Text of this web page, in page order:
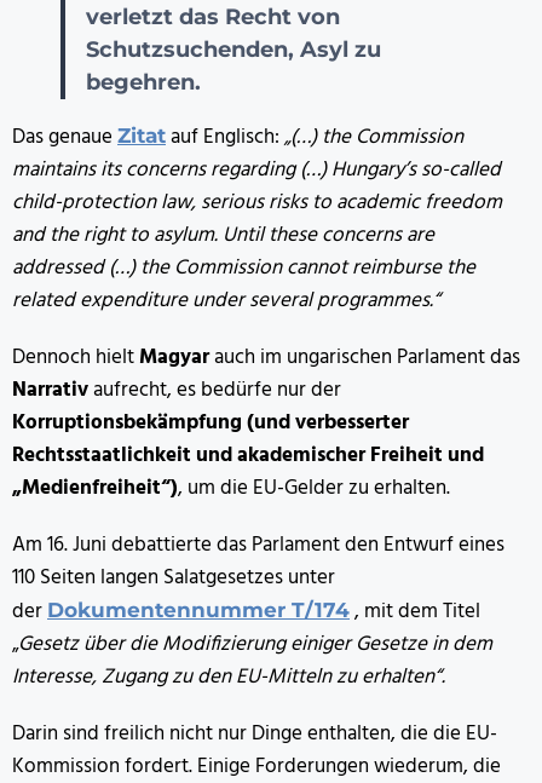
verletzt das Recht von
Schutzsuchenden, Asyl zu
begehren.
Das genaue Zitat auf Englisch:„(…) the Commission
maintains its concerns regarding (…) Hungary’s so-called
child-protection law, serious risks to academic freedom
and the right to asylum. Until these concerns are
addressed (…) the Commission cannot reimburse the
related expenditure under several programmes.“
Dennoch hieltMagyarauch im ungarischen Parlament das
Narrativaufrecht, es bedürfe nur der
Korruptionsbekämpfung (und verbesserter
Rechtsstaatlichkeit und akademischer Freiheit und
„Medienfreiheit“), um die EU-Gelder zu erhalten.
Am 16. Juni debattierte das Parlament den Entwurf eines
110 Seiten langen Salatgesetzes unter
der Dokumentennummer T/174 , mit dem Titel
„Gesetz über die Modifizierung einiger Gesetze in dem
Interesse, Zugang zu den EU-Mitteln zu erhalten“.
Darin sind freilich nicht nur Dinge enthalten, die die EU-
Kommission fordert. Einige Forderungen wiederum, die